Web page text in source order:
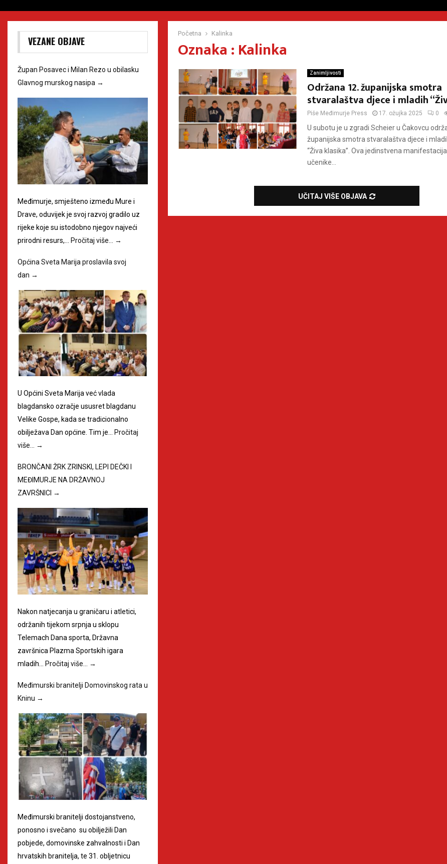
Početna Kalinka
Oznaka : Kalinka
Zanimljivosti
Održana 12. županijska smotra
stvaralaštva djece i mladih
Piše Međimurje Press 17. ožujka 2025 0
U subotu je u zgradi Scheier u Čakovcu
županijska smotra stvaralaštva djece i
“Živa klasika”. Ova jedinstvena
učenike...
UČITAJ VIŠE OBJAVA
VEZANE OBJAVE
Župan Posavec i Milan Rezo u obilasku
Glavnog murskog nasipa →
Međimurje, smješteno između Mure i
Drave, oduvijek je svoj razvoj gradilo uz
rijeke koje su istodobno njegov najveći
prirodni resurs,…
Pročitaj više… →
Općina Sveta Marija proslavila svoj
dan →
U Općini Sveta Marija već vlada
blagdansko ozračje ususret blagdanu
Velike Gospe, kada se tradicionalno
obilježava Dan općine. Tim je… Pročitaj
više… →
BRONČANI ŽRK ZRINSKI, LEPI DEČKI I
MEĐIMURJE NA DRŽAVNOJ
ZAVRŠNICI →
Nakon natjecanja u graničaru i atletici,
održanih tijekom srpnja u sklopu
Telemach Dana sporta, Državna
završnica Plazma Sportskih igara
mladih…
Pročitaj više… →
Međimurski branitelji Domovinskog rata u
Kninu →
Međimurski branitelji dostojanstveno,
ponosno i svečano su obilježili Dan
pobjede, domovinske zahvalnosti i Dan
hrvatskih branitelja, te 31. obljetnicu